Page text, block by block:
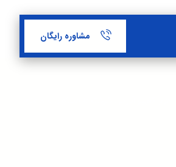
مشاوره رایگان